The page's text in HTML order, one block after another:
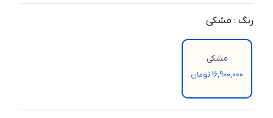
رنگ : مشکی
مشکی
16,900,000 تومان